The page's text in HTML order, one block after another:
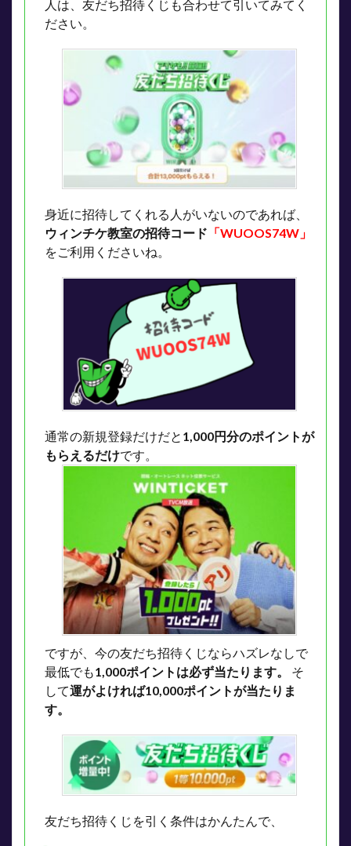
人は、友だち招待くじも合わせて引いてみてく
ださい。
身近に招待してくれる人がいないのであれば、
ウィンチケ教室の招待コード 「WUOOS74W」
をご利用くださいね。
通常の新規登録だけだと 1,000円分のポイントが
もらえるだけです。
ですが、今の友だち招待くじならハズレなしで
最低でも1,000ポイントは必ず当たります。 そ
して運がよければ10,000ポイントが当たりま
す。
友だち招待くじを引く条件はかんたんで、